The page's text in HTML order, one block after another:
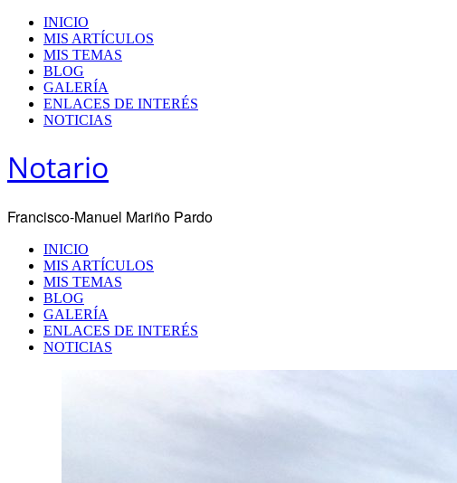
INICIO
MIS ARTÍCULOS
MIS TEMAS
BLOG
GALERÍA
ENLACES DE INTERÉS
NOTICIAS
Notario
Francisco-Manuel Mariño Pardo
INICIO
MIS ARTÍCULOS
MIS TEMAS
BLOG
GALERÍA
ENLACES DE INTERÉS
NOTICIAS